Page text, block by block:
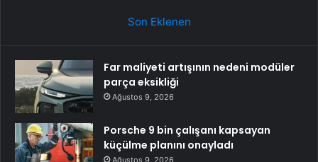
Son Eklenen
Far maliyeti artışının nedeni modüler
parça eksikliği
Ağustos 9, 2026
Porsche 9 bin çalışanı kapsayan
küçülme planını onayladı
Ağustos 9, 2026